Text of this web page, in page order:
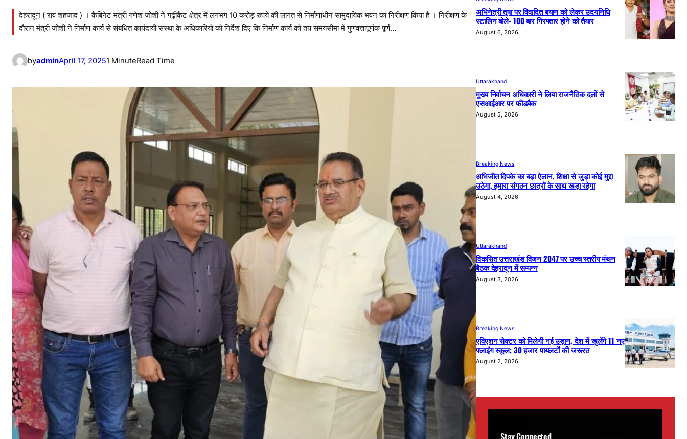
देहरादून ( राव शहजाद ) । कैबिनेट मंत्री गणेश जोशी ने गढ़ीकैंट क्षेत्र में लगभग 10 करोड़ रुपये की लागत से निर्माणाधीन सामुदायिक भवन का निरीक्षण किया है । निरीक्षण के
दौरान मंत्री जोशी ने निर्माण कार्य से संबंधित कार्यदायी संस्था के अधिकारियों को निर्देश दिए कि निर्माण कार्य को तय समयसीमा में गुणवत्तापूर्णक पूर्ण…
byadminApril 17, 20251 MinuteRead Time
अभिनेत्री तृषा पर विवादित बयान को लेकर उदयनिधि
स्टालिन बोले- 100 बार गिरफ्तार होने को तैयार
August 6, 2026
Uttarakhand
मुख्य निर्वाचन अधिकारी ने लिया राजनैतिक दलों से
एसआईआर पर फीडबैक
August 5, 2026
Breaking News
अभिजीत दिपके का बड़ा ऐलान, शिक्षा से जुड़ा कोई मुद्दा
उठेगा, हमारा संगठन छात्रों के साथ खड़ा रहेगा
August 4, 2026
Uttarakhand
विकसित उत्तराखंड विजन 2047 पर उच्च स्तरीय मंथन
बैठक देहरादून में सम्पन्न
August 3, 2026
Breaking News
एविएशन सेक्टर को मिलेगी नई उड़ान, देश में खुलेंगे 11 नए
फ्लाइंग स्कूल; 30 हजार पायलटों की जरूरत
August 2, 2026
Stay Connected